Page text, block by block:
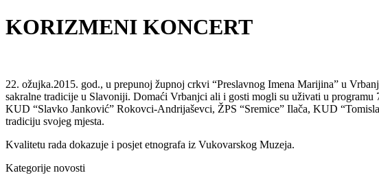
KORIZMENI KONCERT
22. ožujka.2015. god., u prepunoj župnoj crkvi “Preslavnog Imena Marijina” u
sakralne tradicije u Slavoniji. Domaći Vrbanjci ali i gosti mogli su uživati u
KUD “Slavko Janković” Rokovci-Andrijaševci, ŽPS “Sremice” Ilača, KUD
tradiciju svojeg mjesta.
Kvalitetu rada dokazuje i posjet etnografa iz Vukovarskog Muzeja.
Kategorije novosti